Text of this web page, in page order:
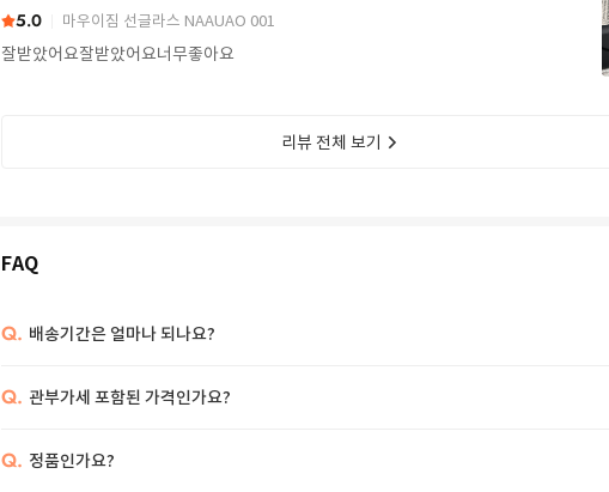
5.0 마우이짐 선글라스 NAAUAO 001
잘받았어요잘받았어요너무좋아요
리뷰 전체 보기
FAQ
Q. 배송기간은 얼마나 되나요?
Q. 관부가세 포함된 가격인가요?
Q. 정품인가요?